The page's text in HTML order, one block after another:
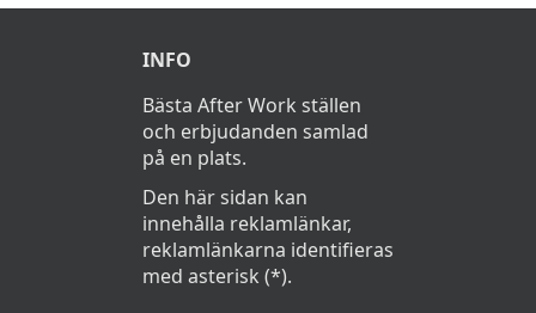
INFO
Bästa After Work ställen
och erbjudanden samlad
på en plats.
Den här sidan kan
innehålla reklamlänkar,
reklamlänkarna identifieras
med asterisk (*).